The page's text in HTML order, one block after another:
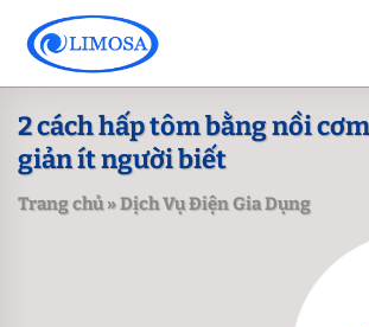
content
2 cách hấp tôm bằng nồi
giản ít người biết
Trang chủ»Dịch Vụ Điện Gia Dụng